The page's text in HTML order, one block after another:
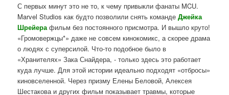
С первых минут это не то, к чему привыкли фанаты MCU.
Marvel Studios как будто позволили снять командеДжейка
Шрейерафильм без постоянного присмотра. И вышло круто!
«Громовержцы*» даже не совсем кинокомикс, а скорее драма
о людях с суперсилой. Что-то подобное было в
«Хранителях» Зака Снайдера, - только здесь это работает
куда лучше. Для этой истории идеально подходят «отбросы»
киновселенной. Через призму Елены Беловой, Алексея
Шестакова и других фильм показывает травмы, которые